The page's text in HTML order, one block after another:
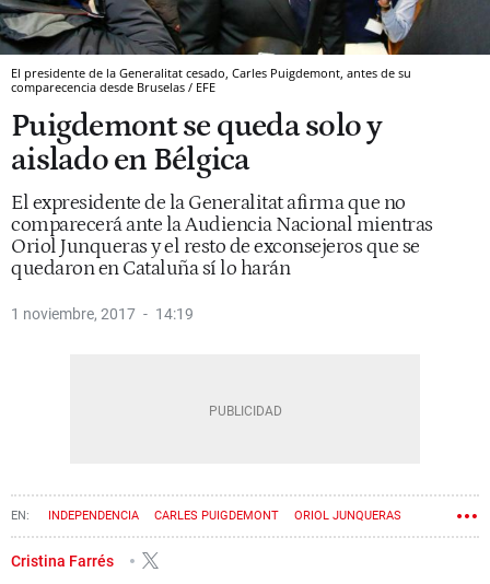
El presidente de la Generalitat cesado, Carles Puigdemont, antes de su
comparecencia desde Bruselas / EFE
Puigdemont se queda solo y
aislado en Bélgica
El expresidente de la Generalitat afirma que no
comparecerá ante la Audiencia Nacional mientras
Oriol Junqueras y el resto de exconsejeros que se
quedaron en Cataluña sí lo harán
1 noviembre, 2017 14:19
INDEPENDENCIA CARLES PUIGDEMONT ORIOL JUNQUERAS
AUDIENCIA NACIONAL CARMEN LAMELA
Cristina Farrés